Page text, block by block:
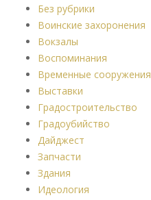
Без рубрики
Воинские захоронения
Вокзалы
Воспоминания
Временные сооружения
Выставки
Градостроительство
Градоубийство
Дайджест
Запчасти
Здания
Идеология